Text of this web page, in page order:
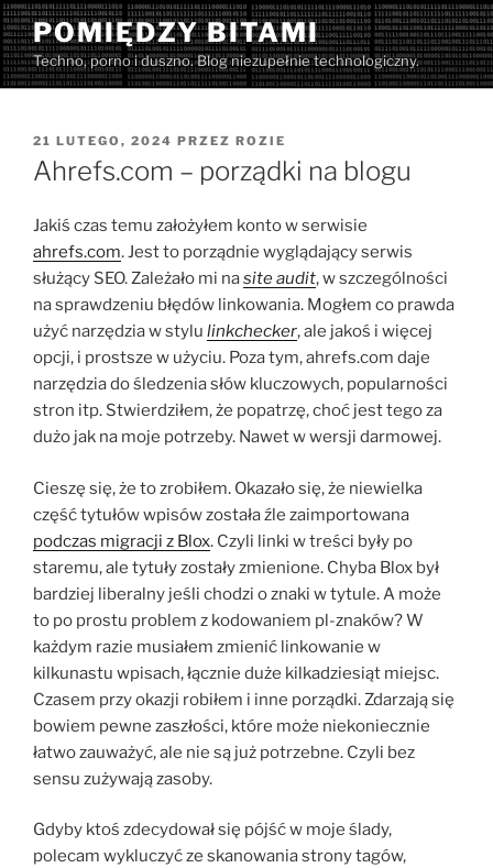
Przejdź
do
treści
POMIĘDZY BITAMI
Techno, porno i duszno. Blog niezupełnie technologiczny.
OPUBLIKOWANE
W
21 LUTEGO, 2024 PRZEZ ROZIE
Ahrefs.com – porządki na blogu
Jakiś czas temu założyłem konto w serwisie
ahrefs.com. Jest to porządnie wyglądający serwis
służący SEO. Zależało mi nasite audit, w szczególności
na sprawdzeniu błędów linkowania. Mogłem co prawda
użyć narzędzia w stylu linkchecker, ale jakoś i więcej
opcji, i prostsze w użyciu. Poza tym, ahrefs.com daje
narzędzia do śledzenia słów kluczowych, popularności
stron itp. Stwierdziłem, że popatrzę, choć jest tego za
dużo jak na moje potrzeby. Nawet w wersji darmowej.
Cieszę się, że to zrobiłem. Okazało się, że niewielka
część tytułów wpisów została źle zaimportowana
podczas migracji z Blox. Czyli linki w treści były po
staremu, ale tytuły zostały zmienione. Chyba Blox był
bardziej liberalny jeśli chodzi o znaki w tytule. A może
to po prostu problem z kodowaniem pl-znaków? W
każdym razie musiałem zmienić linkowanie w
kilkunastu wpisach, łącznie duże kilkadziesiąt miejsc.
Czasem przy okazji robiłem i inne porządki. Zdarzają się
bowiem pewne zaszłości, które może niekoniecznie
łatwo zauważyć, ale nie są już potrzebne. Czyli bez
sensu zużywają zasoby.
Gdyby ktoś zdecydował się pójść w moje ślady,
polecam wykluczyć ze skanowania strony tagów,